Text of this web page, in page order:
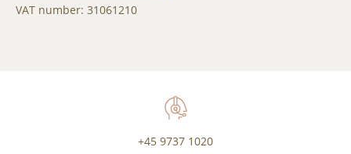
VAT number: 31061210
+45 9737 1020